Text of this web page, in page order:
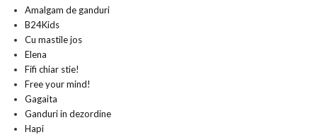
Amalgam de ganduri
B24Kids
Cu mastile jos
Elena
Fifi chiar stie!
Free your mind!
Gagaita
Ganduri in dezordine
Hapi